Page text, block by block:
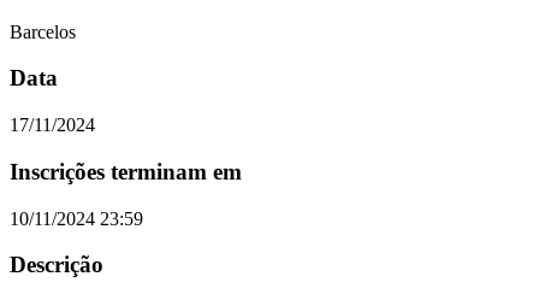
Barcelos
Data
17/11/2024
Inscrições terminam em
10/11/2024 23:59
Descrição